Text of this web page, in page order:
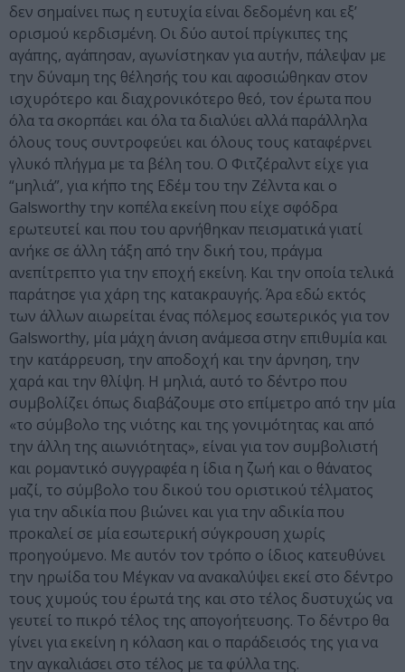
δεν σημαίνει πως η ευτυχία είναι δεδομένη και εξ’
ορισμού κερδισμένη. Οι δύο αυτοί πρίγκιπες της
αγάπης, αγάπησαν, αγωνίστηκαν για αυτήν, πάλεψαν με
την δύναμη της θέλησής του και αφοσιώθηκαν στον
ισχυρότερο και διαχρονικότερο θεό, τον έρωτα που
όλα τα σκορπάει και όλα τα διαλύει αλλά παράλληλα
όλους τους συντροφεύει και όλους τους καταφέρνει
γλυκό πλήγμα με τα βέλη του. Ο Φιτζέραλντ είχε για
“μηλιά”, για κήπο της Εδέμ του την Ζέλντα και ο
Galsworthy την κοπέλα εκείνη που είχε σφόδρα
ερωτευτεί και που του αρνήθηκαν πεισματικά γιατί
ανήκε σε άλλη τάξη από την δική του, πράγμα
ανεπίτρεπτο για την εποχή εκείνη. Και την οποία τελικά
παράτησε για χάρη της κατακραυγής. Άρα εδώ εκτός
των άλλων αιωρείται ένας πόλεμος εσωτερικός για τον
Galsworthy, μία μάχη άνιση ανάμεσα στην επιθυμία και
την κατάρρευση, την αποδοχή και την άρνηση, την
χαρά και την θλίψη. Η μηλιά, αυτό το δέντρο που
συμβολίζει όπως διαβάζουμε στο επίμετρο από την μία
«το σύμβολο της νιότης και της γονιμότητας και από
την άλλη της αιωνιότητας», είναι για τον συμβολιστή
και ρομαντικό συγγραφέα η ίδια η ζωή και ο θάνατος
μαζί, το σύμβολο του δικού του οριστικού τέλματος
για την αδικία που βιώνει και για την αδικία που
προκαλεί σε μία εσωτερική σύγκρουση χωρίς
προηγούμενο. Με αυτόν τον τρόπο ο ίδιος κατευθύνει
την ηρωίδα του Μέγκαν να ανακαλύψει εκεί στο δέντρο
τους χυμούς του έρωτά της και στο τέλος δυστυχώς να
γευτεί το πικρό τέλος της απογοήτευσης. Το δέντρο θα
γίνει για εκείνη η κόλαση και ο παράδεισός της για να
την αγκαλιάσει στο τέλος με τα φύλλα της.